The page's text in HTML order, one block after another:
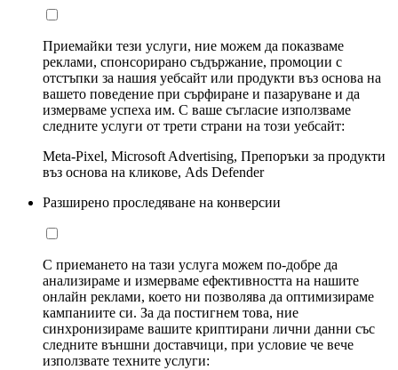
Приемайки тези услуги, ние можем да показваме
реклами, спонсорирано съдържание, промоции с
отстъпки за нашия уебсайт или продукти въз основа на
вашето поведение при сърфиране и пазаруване и да
измерваме успеха им. С ваше съгласие използваме
следните услуги от трети страни на този уебсайт:
Meta-Pixel, Microsoft Advertising, Препоръки за продукти
въз основа на кликове, Ads Defender
Разширено проследяване на конверсии
С приемането на тази услуга можем по-добре да
анализираме и измерваме ефективността на нашите
онлайн реклами, което ни позволява да оптимизираме
кампаниите си. За да постигнем това, ние
синхронизираме вашите криптирани лични данни със
следните външни доставчици, при условие че вече
използвате техните услуги: